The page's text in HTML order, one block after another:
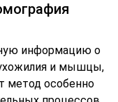
информацию о
и мышцы,
метод особенно